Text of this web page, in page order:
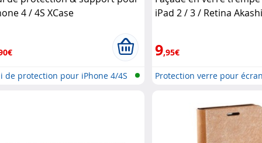
4 / 4S XCase
de protection pour iPhone 4/4S
iPad 2 / 3 / Retina
9,95€
Protection verre pour